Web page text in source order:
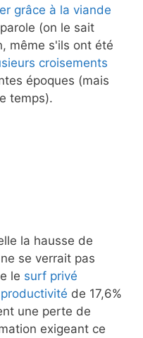
grâce à la viande
(on le sait
même s'ils ont été
croisements
époques (mais
temps).
la hausse de
se verrait pas
le surf privé
de 17,6%
une perte de
exigeant ce